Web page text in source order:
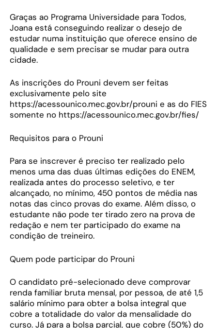
Graças ao Programa Universidade para Todos,
Joana está conseguindo realizar o desejo de
estudar numa instituição que oferece ensino de
qualidade e sem precisar se mudar para outra
cidade.
As inscrições do Prouni devem ser feitas
exclusivamente pelo site
https://acessounico.mec.gov.br/prouni e as do FIES
somente no https://acessounico.mec.gov.br/fies/
Requisitos para o Prouni
Para se inscrever é preciso ter realizado pelo
menos uma das duas últimas edições do ENEM,
realizada antes do processo seletivo, e ter
alcançado, no mínimo, 450 pontos de média nas
notas das cinco provas do exame. Além disso, o
estudante não pode ter tirado zero na prova de
redação e nem ter participado do exame na
condição de treineiro.
Quem pode participar do Prouni
O candidato pré-selecionado deve comprovar
renda familiar bruta mensal, por pessoa, de até 1,5
salário mínimo para obter a bolsa integral que
cobre a totalidade do valor da mensalidade do
curso. Já para a bolsa parcial, que cobre (50%) do